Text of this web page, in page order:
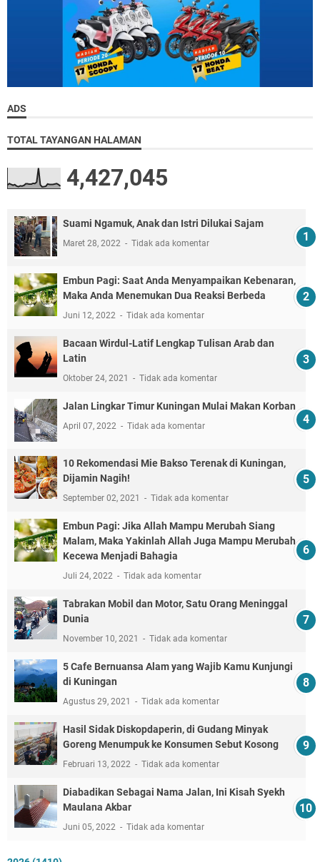
ADS
TOTAL TAYANGAN HALAMAN
4,427,045
Suami Ngamuk, Anak dan Istri Dilukai Sajam
Maret 28, 2022 Tidak ada komentar
Embun Pagi: Saat Anda Menyampaikan Kebenaran,
Maka Anda Menemukan Dua Reaksi Berbeda
Juni 12, 2022 Tidak ada komentar
Bacaan Wirdul-Latif Lengkap Tulisan Arab dan
Latin
Oktober 24, 2021 Tidak ada komentar
Jalan Lingkar Timur Kuningan Mulai Makan Korban
April 07, 2022 Tidak ada komentar
10 Rekomendasi Mie Bakso Terenak di Kuningan,
Dijamin Nagih!
September 02, 2021 Tidak ada komentar
Embun Pagi: Jika Allah Mampu Merubah Siang
Malam, Maka Yakinlah Allah Juga Mampu Merubah
Kecewa Menjadi Bahagia
Juli 24, 2022 Tidak ada komentar
Tabrakan Mobil dan Motor, Satu Orang Meninggal
Dunia
November 10, 2021 Tidak ada komentar
5 Cafe Bernuansa Alam yang Wajib Kamu Kunjungi
di Kuningan
Agustus 29, 2021 Tidak ada komentar
Hasil Sidak Diskopdaperin, di Gudang Minyak
Goreng Menumpuk ke Konsumen Sebut Kosong
Februari 13, 2022 Tidak ada komentar
Diabadikan Sebagai Nama Jalan, Ini Kisah Syekh
Maulana Akbar
Juni 05, 2022 Tidak ada komentar